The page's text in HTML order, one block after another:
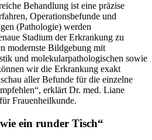
Behandlung ist eine präzise
Operationsbefunde und
(Pathologie) werden
Stadium der Erkrankung zu
modernste Bildgebung mit
und molekularpathologischen sowie
wir die Erkrankung exakt
aller Befunde für die einzelne
erklärt Dr. med. Liane
Frauenheilkunde.
ein runder Tisch“